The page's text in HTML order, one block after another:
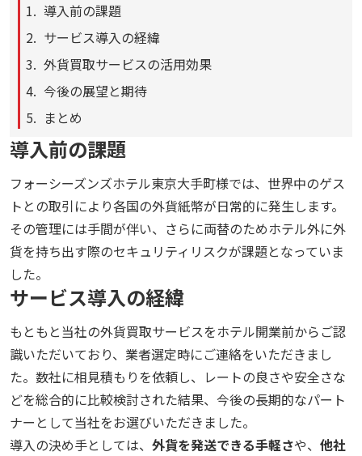
導入前の課題
サービス導入の経緯
外貨買取サービスの活用効果
今後の展望と期待
まとめ
導入前の課題
フォーシーズンズホテル東京大手町様では、世界中のゲス
トとの取引により各国の外貨紙幣が日常的に発生します。
その管理には手間が伴い、さらに両替のためホテル外に外
貨を持ち出す際のセキュリティリスクが課題となっていま
した。
サービス導入の経緯
もともと当社の外貨買取サービスをホテル開業前からご認
識いただいており、業者選定時にご連絡をいただきまし
た。数社に相見積もりを依頼し、レートの良さや安全さな
どを総合的に比較検討された結果、今後の長期的なパート
ナーとして当社をお選びいただきました。
導入の決め手としては、 外貨を発送できる手軽さや、 他社